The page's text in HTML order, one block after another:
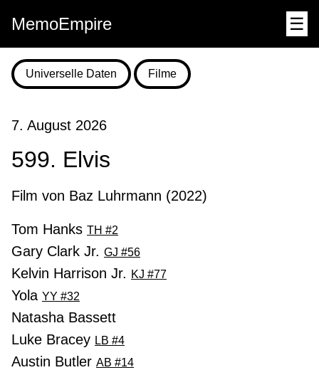
MemoEmpire ☰
Universelle Daten Filme
7. August 2026
599. Elvis
Film von Baz Luhrmann (2022)
Tom Hanks TH #2
Gary Clark Jr. GJ #56
Kelvin Harrison Jr. KJ #77
Yola YY #32
Natasha Bassett
Luke Bracey LB #4
Austin Butler AB #14